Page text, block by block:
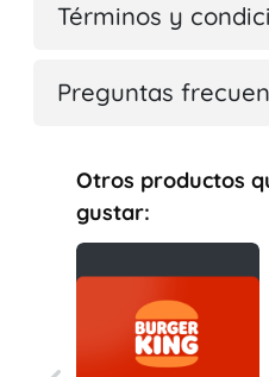
Términos y
Preguntas
Otros productos
gustar: